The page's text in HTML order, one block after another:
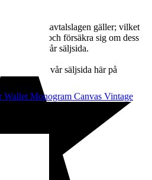
med distansavtalslagen gäller; vilket
och försäkra sig om dess
retur på vår säljsida.
”info” på vår säljsida här på
Monogram Canvas Vintage